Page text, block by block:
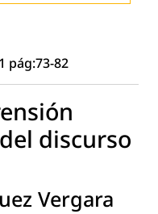
pág:73-82
discurso
Vergara